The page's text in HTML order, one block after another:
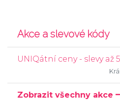
Akce a slevové kódy
UNIQátní ceny - slevy až
Zobrazit všechny akce